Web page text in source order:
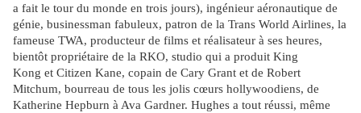
a fait le tour du monde en trois jours), ingénieur aéronautique de
génie, businessman fabuleux, patron de la Trans World Airlines, la
fameuse TWA, producteur de films et réalisateur à ses heures,
bientôt propriétaire de la RKO, studio qui a produit King
Kong et Citizen Kane, copain de Cary Grant et de Robert
Mitchum, bourreau de tous les jolis cœurs hollywoodiens, de
Katherine Hepburn à Ava Gardner. Hughes a tout réussi, même